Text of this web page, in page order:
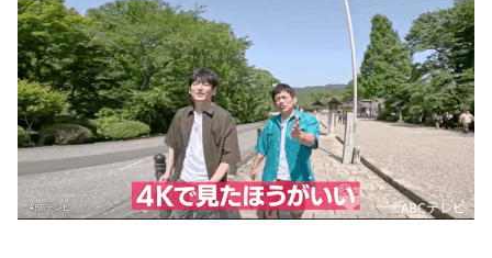
教えて！ニュースライブ 正義のミカタ
ＬＩＦＥ～夢のカタチ～
新婚さんいらっしゃい！
ポツンと一軒家
ザキ山小屋本館
ぺこぱのまるスポ
©️ABCテレビ